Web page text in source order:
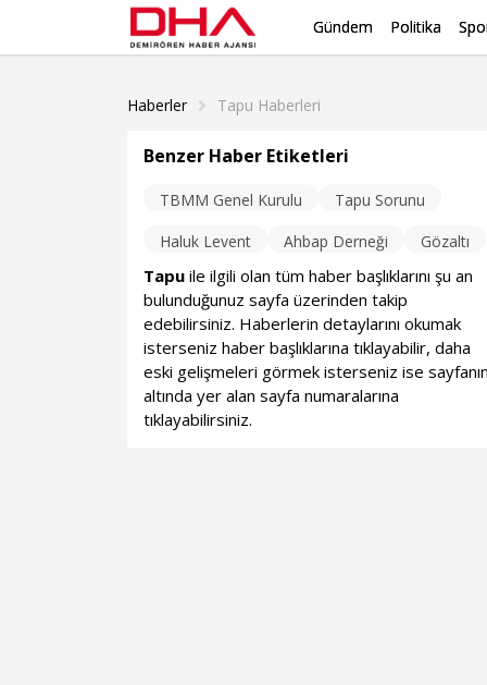
Gündem Politika
Haberler
Tapu Haberleri
Benzer Haber Etiketleri
TBMM Genel Kurulu
Tapu Sorunu
Haluk Levent
Ahbap Derneği Gözaltı
Tapu ile ilgili olan tüm haber başlıklarını şu an
bulunduğunuz sayfa üzerinden takip
edebilirsiniz. Haberlerin detaylarını okumak
isterseniz haber başlıklarına tıklayabilir, daha
eski gelişmeleri görmek isterseniz ise sayfanın
altında yer alan sayfa numaralarına
tıklayabilirsiniz.